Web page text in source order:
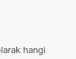
hangi